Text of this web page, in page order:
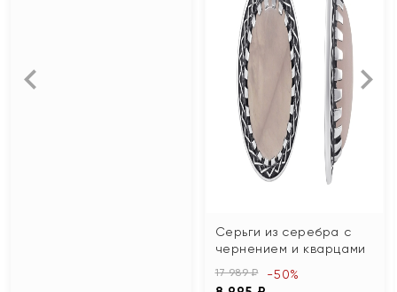
Серьги из серебра с
чернением и кварцами
17 989 ₽ -50%